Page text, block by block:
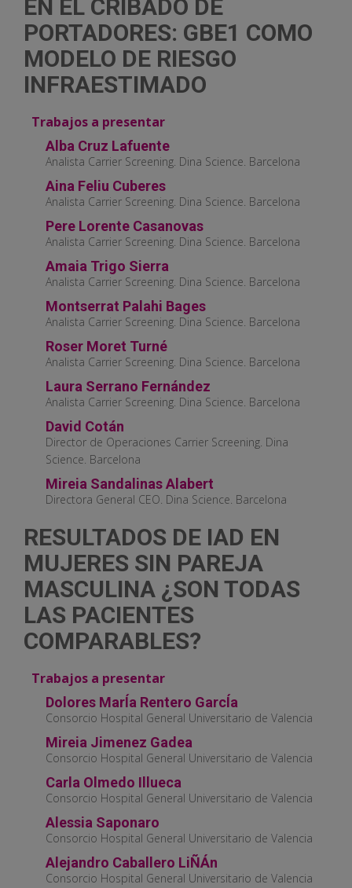
EN EL CRIBADO DE
PORTADORES: GBE1 COMO
MODELO DE RIESGO
INFRAESTIMADO
Trabajos a presentar
Alba Cruz Lafuente
Analista Carrier Screening. Dina Science. Barcelona
Aina Feliu Cuberes
Analista Carrier Screening. Dina Science. Barcelona
Pere Lorente Casanovas
Analista Carrier Screening. Dina Science. Barcelona
Amaia Trigo Sierra
Analista Carrier Screening. Dina Science. Barcelona
Montserrat Palahi Bages
Analista Carrier Screening. Dina Science. Barcelona
Roser Moret Turné
Analista Carrier Screening. Dina Science. Barcelona
Laura Serrano Fernández
Analista Carrier Screening. Dina Science. Barcelona
David Cotán
Director de Operaciones Carrier Screening. Dina
Science. Barcelona
Mireia Sandalinas Alabert
Directora General CEO. Dina Science. Barcelona
RESULTADOS DE IAD EN
MUJERES SIN PAREJA
MASCULINA ¿SON TODAS
LAS PACIENTES
COMPARABLES?
Trabajos a presentar
Dolores MarÍa Rentero GarcÍa
Consorcio Hospital General Universitario de Valencia
Mireia Jimenez Gadea
Consorcio Hospital General Universitario de Valencia
Carla Olmedo Illueca
Consorcio Hospital General Universitario de Valencia
Alessia Saponaro
Consorcio Hospital General Universitario de Valencia
Alejandro Caballero LiÑÁn
Consorcio Hospital General Universitario de Valencia